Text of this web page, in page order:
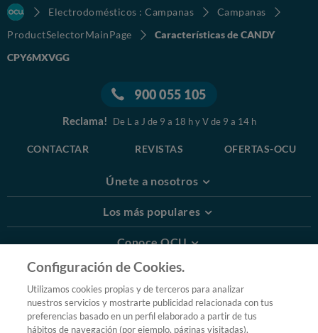
Electrodomésticos : Campanas
Campanas
ProductSelectorMainPage
Características de CANDY
CPY6MXVGG
900 055 105
Reclama! De L a J de 9 a 18 h y V de 9 a 14 h
CONTACTAR REVISTAS OFERTAS-OCU
Únete a nosotros
Los más populares
Conoce OCU
Más Información
© 2026 OCU
Condiciones generales de contratación de OCU
Configuración de Cookies.
Utilizamos cookies propias y de terceros para analizar
nuestros servicios y mostrarte publicidad relacionada con tus
preferencias basado en un perfil elaborado a partir de tus
hábitos de navegación (por ejemplo, páginas visitadas).